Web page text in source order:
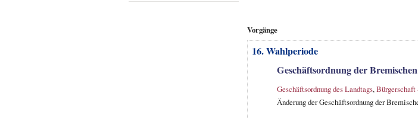
Vorgänge
16. Wahlperiode
Geschäftsordnung der
Geschäftsordnung des Landtags,Bürgerschaft
Änderung der Geschäftsordnung der